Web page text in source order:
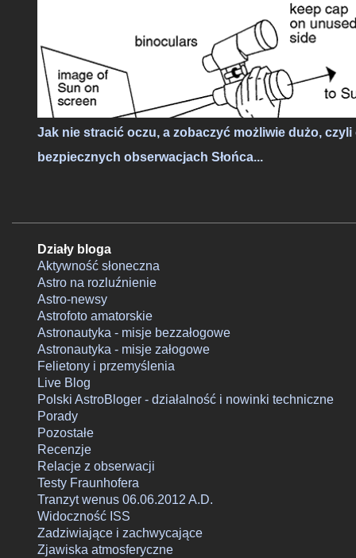
Słońca pod horyzontem względem Polski sprawia, że satelity
znacznie częściej znajdują się w strefie dnia orbitalnego
się się w świetle słonecznym, będąc widocznymi z naszego
a jeśli są to Starlinki to na niebie zaczyna robić się naprawdę
tłoczno.
Jak nie stracić oczu, a zobaczyć możliwie dużo, czyli
bezpiecznych obserwacjach Słońca...
Działy bloga
Aktywność słoneczna
Astro na rozluźnienie
Astro-newsy
Astrofoto amatorskie
Astronautyka - misje bezzałogowe
Astronautyka - misje załogowe
Felietony i przemyślenia
Live Blog
Polski AstroBloger - działalność i nowinki techniczne
Porady
Pozostałe
Recenzje
Relacje z obserwacji
Testy Fraunhofera
Tranzyt wenus 06.06.2012 A.D.
Widoczność ISS
Zadziwiające i zachwycające
Zjawiska atmosferyczne